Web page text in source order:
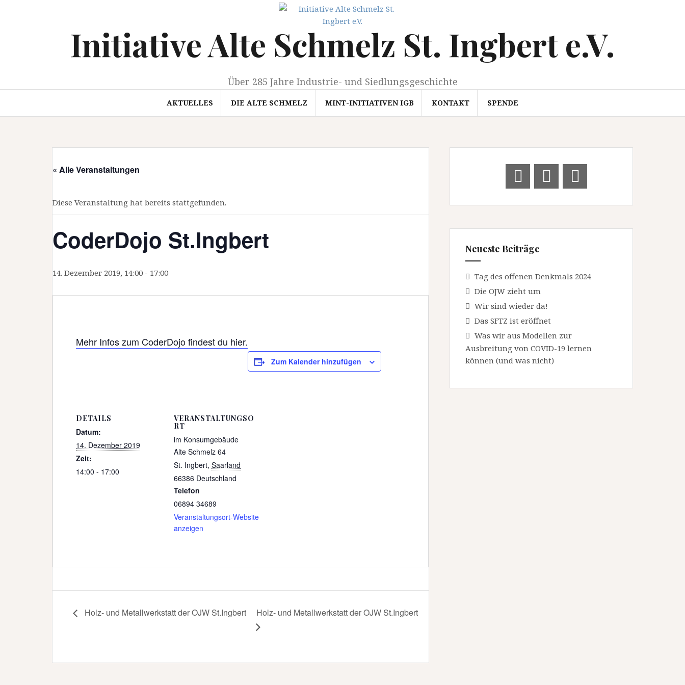
Initiative Alte Schmelz St. Ingbert e.V.
Über 285 Jahre Industrie- und Siedlungsgeschichte
AKTUELLES DIE ALTE SCHMELZ MINT-INITIATIVEN IGB KONTAKT SPENDE
« Alle Veranstaltungen
Diese Veranstaltung hat bereits stattgefunden.
CoderDojo St.Ingbert
14. Dezember 2019, 14:00 - 17:00
Mehr Infos zum CoderDojo findest du hier.
Zum Kalender hinzufügen
DETAILS
Datum:
14. Dezember 2019
Zeit:
14:00 - 17:00
VERANSTALTUNGSO
RT
im Konsumgebäude
Alte Schmelz 64
St. Ingbert, Saarland
66386 Deutschland
Telefon
06894 34689
Veranstaltungsort-Website
anzeigen
Holz- und Metallwerkstatt der OJW St.Ingbert Holz- und Metallwerkstatt der OJW St.Ingbert
Neueste Beiträge
Tag des offenen Denkmals 2024
Die OJW zieht um
Wir sind wieder da!
Das SFTZ ist eröffnet
Was wir aus Modellen zur
Ausbreitung von COVID-19 lernen
können (und was nicht)